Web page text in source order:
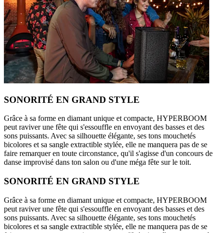
SONORITÉ EN GRAND STYLE
Grâce à sa forme en diamant unique et compacte, HYPERBOOM
peut raviver une fête qui s'essouffle en envoyant des basses et des
sons puissants. Avec sa silhouette élégante, ses tons mouchetés
bicolores et sa sangle extractible stylée, elle ne manquera pas de se
faire remarquer en toute circonstance, qu'il s'agisse d'un concours de
danse improvisé dans ton salon ou d'une méga fête sur le toit.
SONORITÉ EN GRAND STYLE
Grâce à sa forme en diamant unique et compacte, HYPERBOOM
peut raviver une fête qui s'essouffle en envoyant des basses et des
sons puissants. Avec sa silhouette élégante, ses tons mouchetés
bicolores et sa sangle extractible stylée, elle ne manquera pas de se